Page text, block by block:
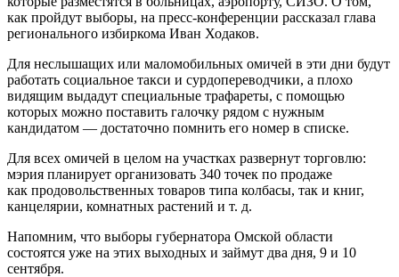
как пройдут выборы, на пресс-конференции рассказал глава
регионального избиркома Иван Ходаков.
Для неслышащих или маломобильных омичей в эти дни будут
работать социальное такси и сурдопереводчики, а плохо
видящим выдадут специальные трафареты, с помощью
которых можно поставить галочку рядом с нужным
кандидатом — достаточно помнить его номер в списке.
Для всех омичей в целом на участках развернут торговлю:
мэрия планирует организовать 340 точек по продаже
как продовольственных товаров типа колбасы, так и книг,
канцелярии, комнатных растений и т. д.
Напомним, что выборы губернатора Омской области
состоятся уже на этих выходных и займут два дня, 9 и 10
сентября.